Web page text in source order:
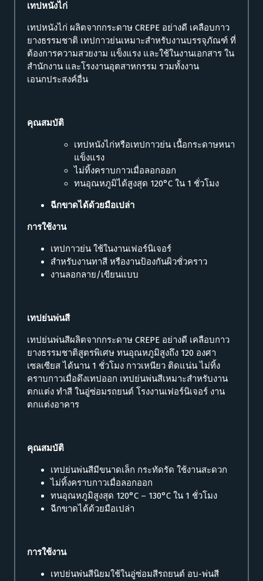
เทปหนังไก่
เทปหนังไก่ ผลิตจากกระดาษ CREPE อย่างดี เคลือบกาว
ยางธรรมชาติ เทปกาวย่นเหมาะสำหรับงานบรรจุภัณฑ์ ที่
ต้องการความสวยงาม แข็งแรง และใช้ในงานเอกสาร ใน
สำนักงาน และโรงงานอุตสาหกรรม รวมทั้งงาน
เอนกประสงค์อื่น
คุณสมบัติ
เทปหนังไก่หรือเทปกาวย่น เนื้อกระดาษหนา
แข็งแรง
ไม่ทิ้งคราบกาวเมื่อลอกออก
ทนอุณหภูมิได้สูงสุด 120°C ใน 1 ชั่วโมง
ฉีกขาดได้ด้วยมือเปล่า
การใช้งาน
เทปกาวย่น ใช้ในงานเฟอร์นิเจอร์
สำหรับงานทาสี หรืองานป้องกันผิวชั่วคราว
งานลอกลาย/เขียนแบบ
เทปย่นพ่นสี
เทปย่นพ่นสีผลิตจากกระดาษ CREPE อย่างดี เคลือบกาว
ยางธรรมชาติสูตรพิเศษ ทนอุณหภูมิสูงถึง 120 องศา
เซลเซียส ได้นาน 1 ชั่วโมง กาวเหนียว ติดแน่น ไม่ทิ้ง
คราบกาวเมื่อดึงเทปออก เทปย่นพ่นสีเหมาะสำหรับงาน
ตกแต่ง ทำสี ในอู่ซ่อมรถยนต์ โรงงานเฟอร์นิเจอร์ งาน
ตกแต่งอาคาร
คุณสมบัติ
เทปย่นพ่นสีมีขนาดเล็ก กระทัดรัด ใช้งานสะดวก
ไม่ทิ้งคราบกาวเมื่อลอกออก
ทนอุณหภูมิสูงสุด 120°C – 130°C ใน 1 ชั่วโมง
ฉีกขาดได้ด้วยมือเปล่า
การใช้งาน
เทปย่นพ่นสีนิยมใช้ในอู่ซ่อมสีรถยนต์ อบ-พ่นสี